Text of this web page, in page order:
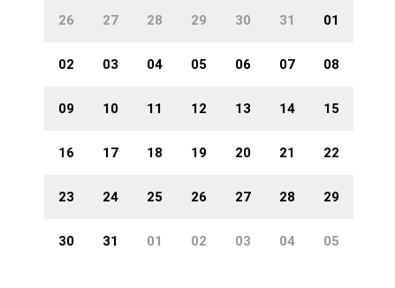
26 27 28 29 30 31 01
02 03 04 05 06 07 08
09 10 11 12 13 14 15
16 17 18 19 20 21 22
23 24 25 26 27 28 29
30 31 01 02 03 04 05